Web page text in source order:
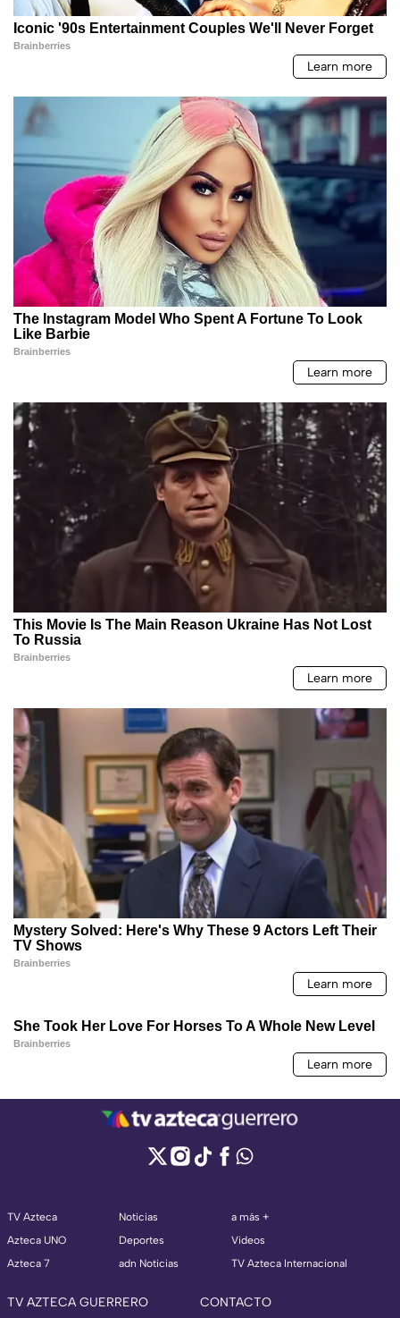
TV Azteca
Azteca UNO
Azteca 7
Noticias
Deportes
adn Noticias
a más +
Videos
TV Azteca Internacional
TV AZTECA GUERRERO CONTACTO